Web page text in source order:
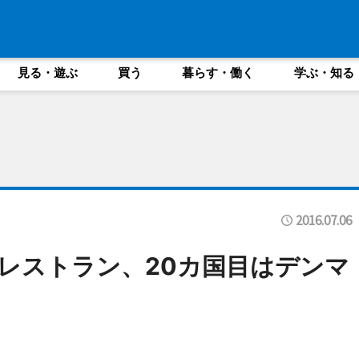
見る・遊ぶ 買う 暮らす・働く 学ぶ・知る
2016.07.06
ストラン、20カ国目はデンマ